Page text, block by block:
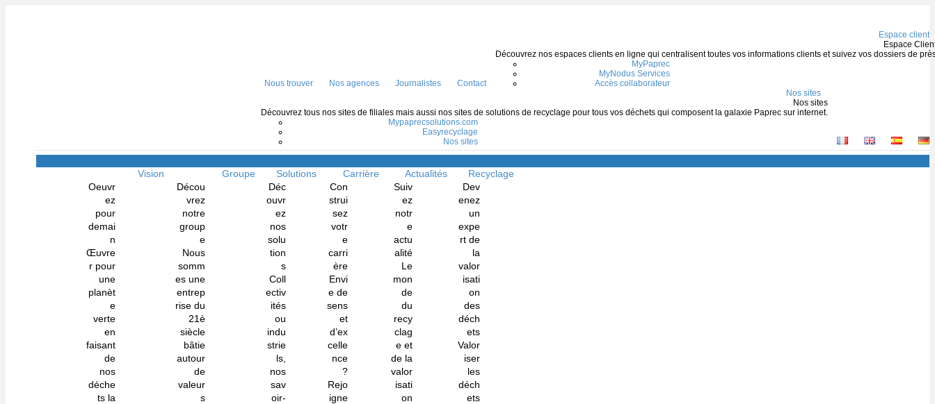
Nous trouver Nos agences Journalistes Contact
Espace client
Espace
Découvrez nos espaces clients en ligne qui centralisent toutes vos informations clients et suivez vos dossiers de
MyPaprec
MyNodus Services
Accès collaborateur
Nos sites
Nos sites
Découvrez tous nos sites de filiales mais aussi nos sites de solutions de recyclage pour tous vos déchets qui composent la galaxie Paprec sur internet.
Mypaprecsolutions.com
Easyrecyclage
Nos sites
Menu
Vision
Oeuvr
ez
pour
demai
n
Œuvre
r pour
une
planèt
e
verte
en
faisant
de
nos
déche
ts la
Groupe
Décou
vrez
notre
group
e
Nous
somm
es une
entrep
rise du
21è
siècle
bâtie
autour
de
valeur
s
Solutions
Déc
ouvr
ez
nos
solu
tion
s
Coll
ectiv
ités
ou
indu
strie
ls,
nos
sav
oir-
Carrière
Con
strui
sez
votr
e
carri
ère
Envi
e de
sens
et
d’ex
celle
nce
?
Rejo
igne
Actualités
Suiv
ez
notr
e
actu
alité
Le
mon
de
du
recy
clag
e et
de la
valor
isati
on
Recyclage
Dev
enez
un
expe
rt de
la
valor
isati
on
des
déch
ets
Valor
iser
les
déch
ets